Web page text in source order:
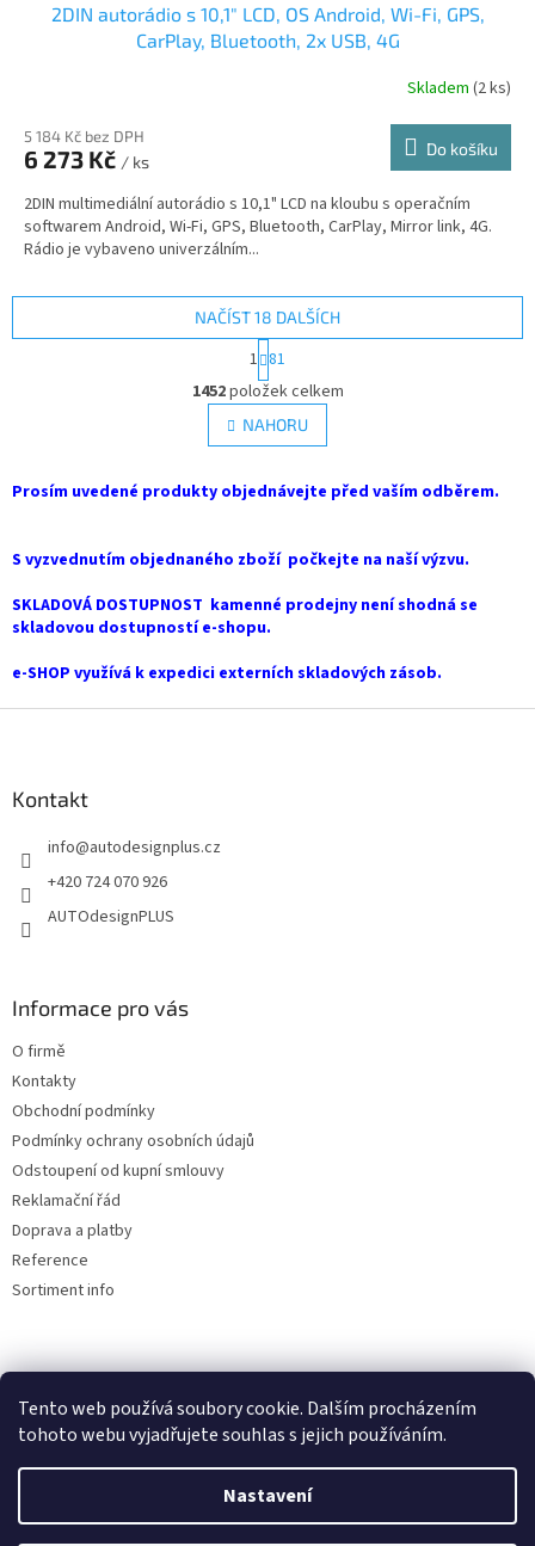
Tento web používá soubory cookie. Dalším procházením
tohoto webu vyjadřujete souhlas s jejich používáním.
Nastavení
🏖️ DOVOLENÁ 6.8.2026 —
kamenná prodejna uzavřena.
Objednávky přijímáme i během
dovolené, expedice a osobní výdej
2DIN autorádio s 10,1" LCD, OS Android, Wi-Fi, GPS,
CarPlay, Bluetooth, 2x USB, 4G
Skladem (2 ks)
5 184 Kč bez DPH
6 273 Kč / ks
Do košíku
2DIN multimediální autorádio s 10,1" LCD na kloubu s operačním
softwarem Android, Wi-Fi, GPS, Bluetooth, CarPlay, Mirror link, 4G.
Rádio je vybaveno univerzálním...
O
v
l
á
a
p
v
k
v
NAČÍST 18 DALŠÍCH
S
t
r
á
n
k
v
í
1 81
1452položek celkem
NAHORU
Prosím uvedené produkty objednávejte před vaším odběrem.
S vyzvednutím objednaného zboží počkejte na naší výzvu.
SKLADOVÁ DOSTUPNOST kamenné prodejny není shodná se
skladovou dostupností e-shopu.
e-SHOP využívá k expedici externích skladových zásob.
Kontakt
info@autodesignplus.cz
+420 724 070 926
AUTOdesignPLUS
Informace pro vás
O firmě
Kontakty
Obchodní podmínky
Podmínky ochrany osobních údajů
Odstoupení od kupní smlouvy
Reklamační řád
Doprava a platby
Reference
Sortiment info
Reklamační řád
Vytvořil Shoptet